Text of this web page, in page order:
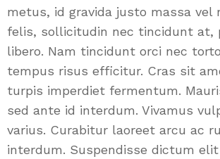
metus, id gravida justo massa vel
felis, sollicitudin nec tincidunt at,
libero. Nam tincidunt orci nec
tempus risus efficitur. Cras sit
turpis imperdiet fermentum.
sed ante id interdum. Vivamus
varius. Curabitur laoreet arcu ac
interdum. Suspendisse dictum